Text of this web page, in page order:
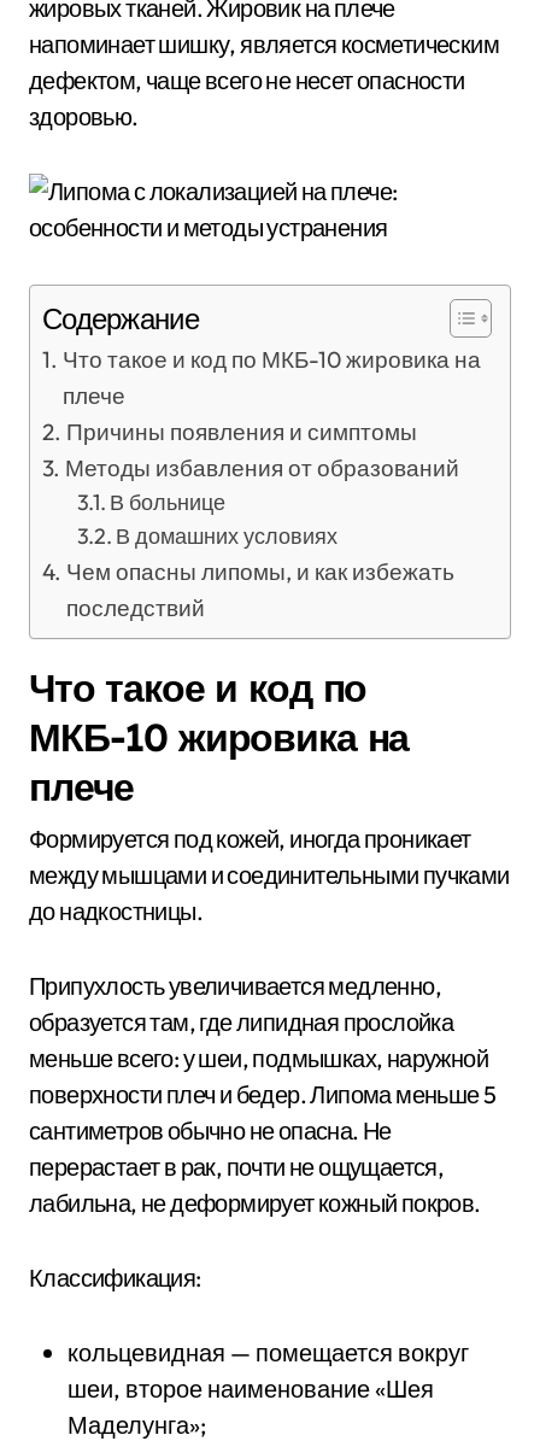
жировых тканей. Жировик на плече
напоминает шишку, является косметическим
дефектом, чаще всего не несет опасности
здоровью.
Содержание
Что такое и код по МКБ-10 жировика на
плече
Причины появления и симптомы
Методы избавления от образований
В больнице
В домашних условиях
Чем опасны липомы, и как избежать
последствий
Что такое и код по
МКБ-10 жировика на
плече
Формируется под кожей, иногда проникает
между мышцами и соединительными пучками
до надкостницы.
Припухлость увеличивается медленно,
образуется там, где липидная прослойка
меньше всего: у шеи, подмышках, наружной
поверхности плеч и бедер. Липома меньше 5
сантиметров обычно не опасна. Не
перерастает в рак, почти не ощущается,
лабильна, не деформирует кожный покров.
Классификация:
кольцевидная — помещается вокруг
шеи, второе наименование «Шея
Маделунга»;